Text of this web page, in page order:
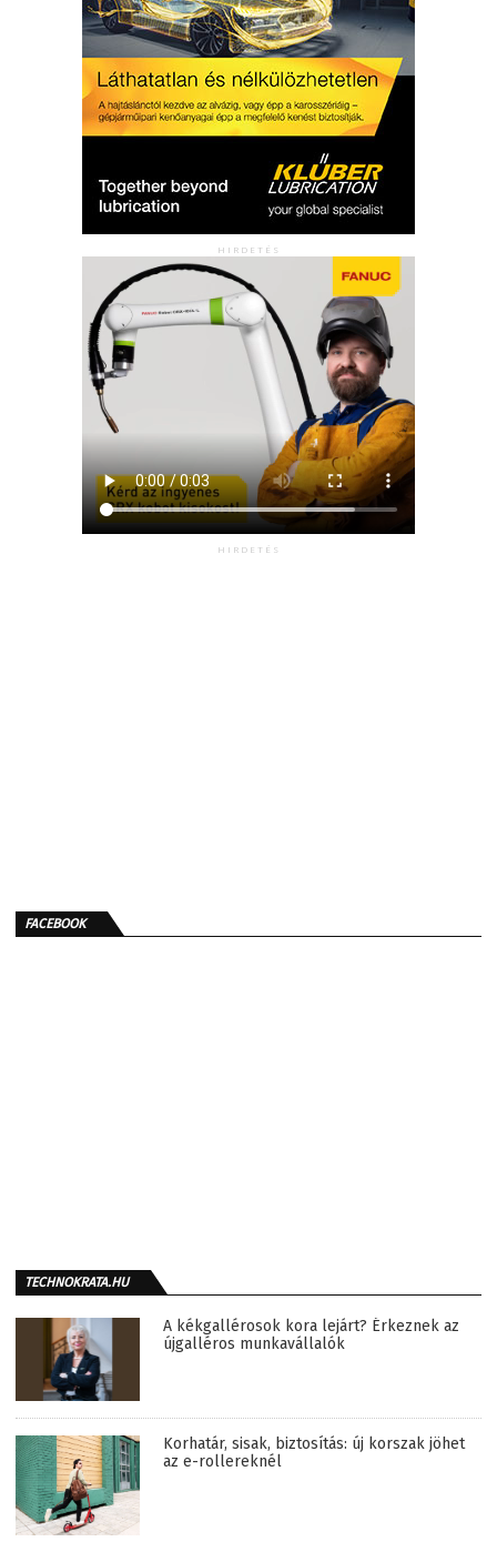
HIRDETÉS
HIRDETÉS
FACEBOOK
TECHNOKRATA.HU
A kékgallérosok kora lejárt? Érkeznek az
újgalléros munkavállalók
Korhatár, sisak, biztosítás: új korszak jöhet
az e-rollereknél